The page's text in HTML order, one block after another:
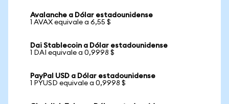
Avalanche a Dólar estadounidense
1 AVAX equivale a 6,55 $
Dai Stablecoin a Dólar estadounidense
1 DAI equivale a 0,9998 $
PayPal USD a Dólar estadounidense
1 PYUSD equivale a 0,9998 $